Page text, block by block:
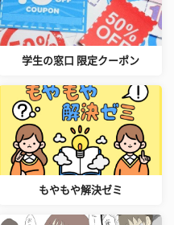
学生の窓口 限定クーポン
もやもや解決ゼミ